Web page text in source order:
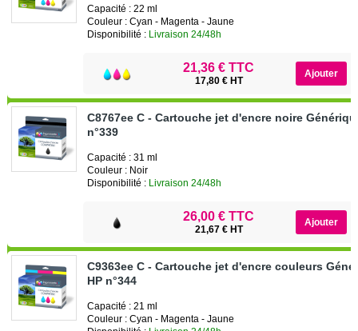
Capacité : 22 ml
Couleur : Cyan - Magenta - Jaune
Disponibilité : Livraison 24/48h
21,36 € TTC
17,80 € HT
C8767ee C - Cartouche jet d'encre noire
n°339
Capacité : 31 ml
Couleur : Noir
Disponibilité : Livraison 24/48h
26,00 € TTC
21,67 € HT
C9363ee C - Cartouche jet d'encre couleurs
HP n°344
Capacité : 21 ml
Couleur : Cyan - Magenta - Jaune